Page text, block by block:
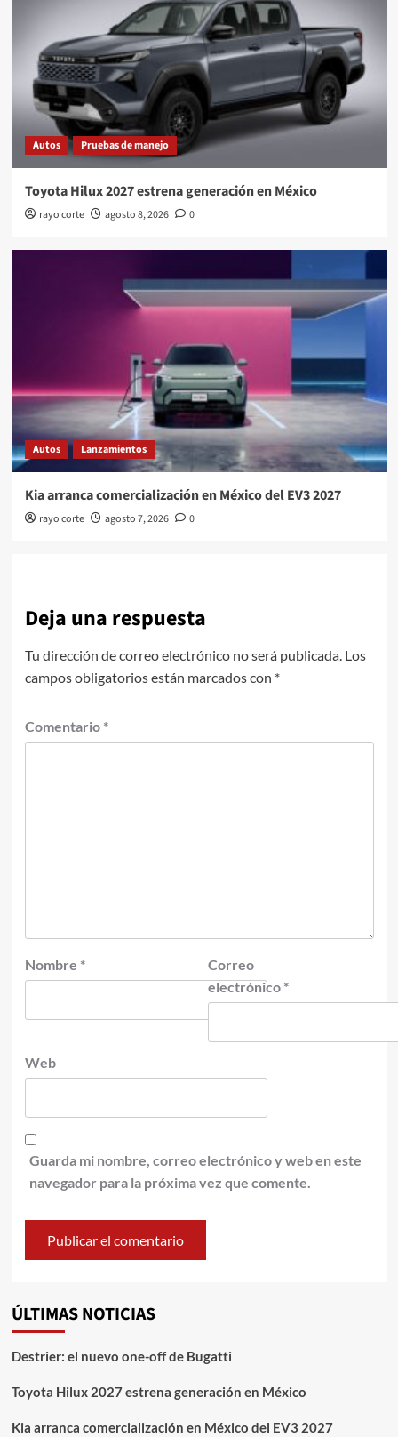
Autos Pruebas de manejo
Toyota Hilux 2027 estrena generación en México
rayo corte agosto 8, 2026 0
Autos Lanzamientos
Kia arranca comercialización en México del EV3 2027
rayo corte agosto 7, 2026 0
Deja una respuesta
Tu dirección de correo electrónico no será publicada. Los
campos obligatorios están marcados con *
Comentario *
Nombre *
Correo
electrónico *
Web
Guarda mi nombre, correo electrónico y web en este
navegador para la próxima vez que comente.
ÚLTIMAS NOTICIAS
Destrier: el nuevo one-off de Bugatti
Toyota Hilux 2027 estrena generación en México
Kia arranca comercialización en México del EV3 2027